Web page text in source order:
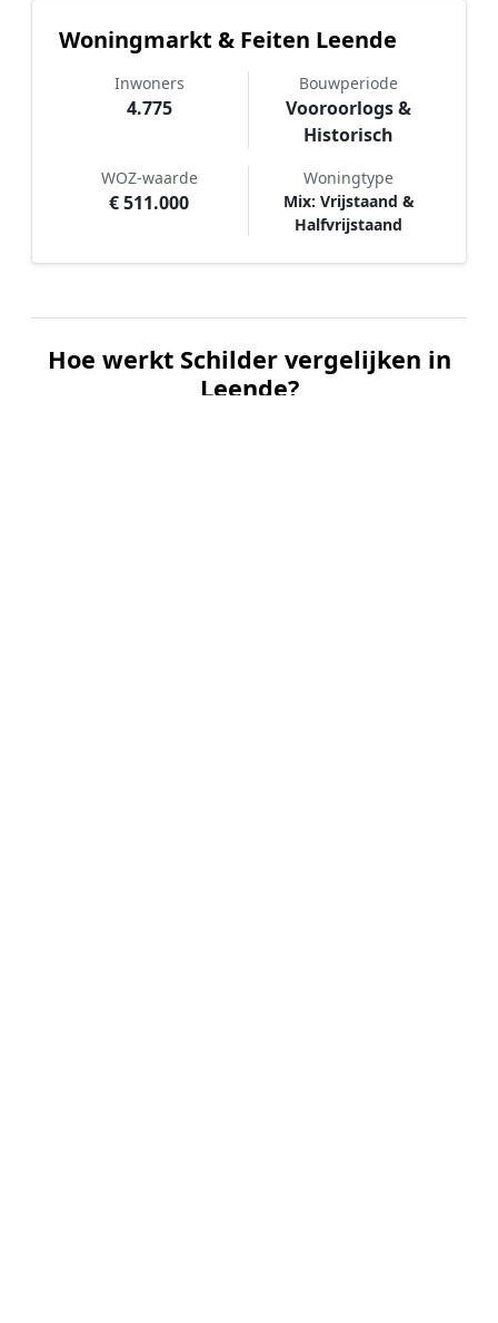
Woningmarkt & Feiten Leende
Inwoners
4.775
Bouwperiode
Vooroorlogs &
Historisch
WOZ-waarde
€ 511.000
Woningtype
Mix: Vrijstaand &
Halfvrijstaand
Hoe werkt Schilder vergelijken in
Leende?